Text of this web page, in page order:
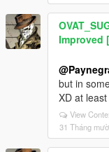
Improved
but in
XD at
View
31 Tháng